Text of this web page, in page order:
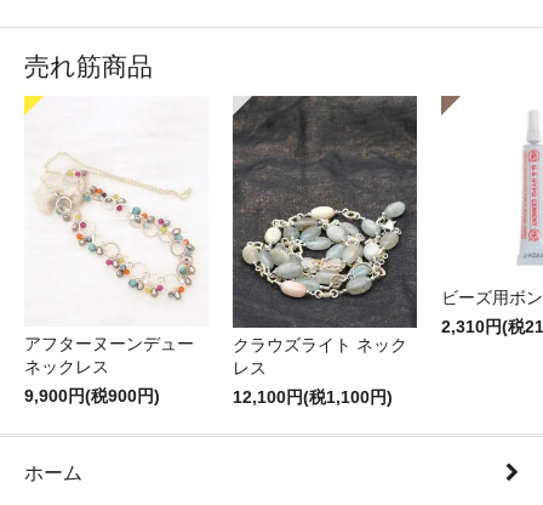
売れ筋商品
アフターヌーンデュー
ネックレス
9,900円(税900円)
クラウズライト ネック
レス
12,100円(税1,100円)
ビーズ用ボ
2,310円(税
ホーム